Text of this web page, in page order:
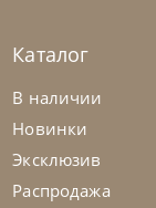
Каталог
В наличии
Новинки
Эксклюзив
Распродажа